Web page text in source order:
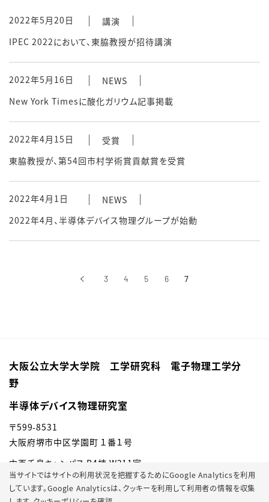
2022年5月20日
講演
IPEC 2022において、東脇教授が招待講演
2022年5月16日
NEWS
New York Timesに酸化ガリウム記事掲載
2022年4月15日
受賞
東脇教授が、第54回市村学術賞貢献賞を受賞
2022年4月1日
NEWS
2022年4月、半導体デバイス物理グループが始動
‹前へ 3 4 5 6 7
当サイトではサイトの利用状況を把握するためにGoogle Analyticsを利用
しています。Google Analyticsは、 クッキーを利用して利用者の情報を収集
大阪公立大学大学院 工学研究科 電子物理工学分
野
半導体デバイス物理研究室
〒599-8531
大阪府堺市中区学園町 １番１号
中百舌鳥キャンパス B4棟 W211室